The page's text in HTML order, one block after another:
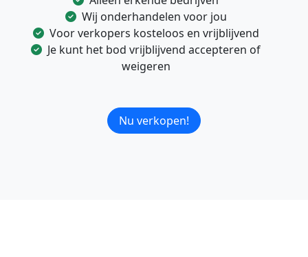
Wij onderhandelen voor jou
Voor verkopers kosteloos en vrijblijvend
Je kunt het bod vrijblijvend accepteren of
weigeren
Nu verkopen!